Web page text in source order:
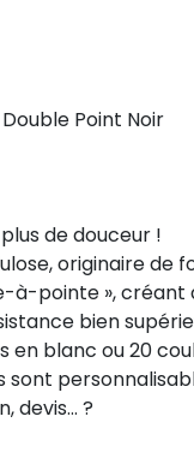
Point Noir
de douceur !
originaire de
pointe », créant
bien
en blanc ou 20
sont
devis… ?